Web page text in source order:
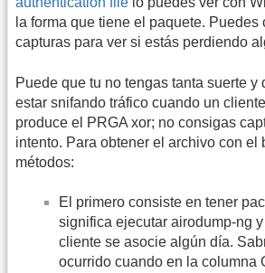
la forma que tiene el paquete. Puedes
capturas para ver si estás perdiendo
Puede que tu no tengas tanta suerte y
estar snifando tráfico cuando un
produce el PRGA xor; no consigas
intento. Para obtener el archivo con el
métodos:
El primero consiste en tener
significa ejecutar airodump-ng
cliente se asocie algún día.
ocurrido cuando en la columna